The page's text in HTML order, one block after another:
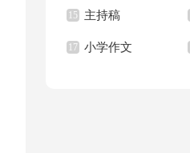
15 主持稿
17 小学作文